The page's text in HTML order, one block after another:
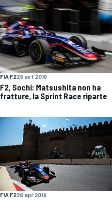
FIA F229 set 2019
F2, Sochi: Matsushita non ha
fratture, la Sprint Race riparte
FIA F226 apr 2019